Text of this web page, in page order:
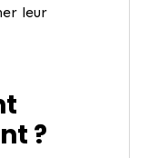
leur
?